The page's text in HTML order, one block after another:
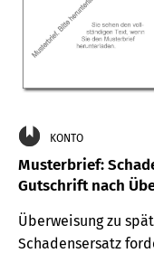
KONTO
Musterbrief:
Gutschrift nach
Überweisung zu
Schadensersatz